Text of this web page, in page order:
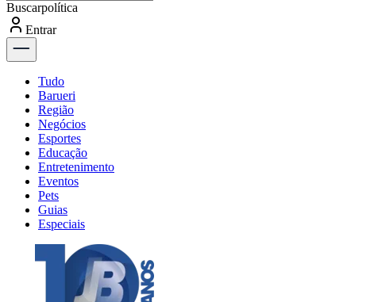
Buscarnot
Entrar
Tudo
Barueri
Região
Negócios
Esportes
Educação
Entretenimento
Eventos
Pets
Guias
Especiais
Explore Tudo
Últimas Notícias
Previsão do Tempo
Trânsito e Rotas